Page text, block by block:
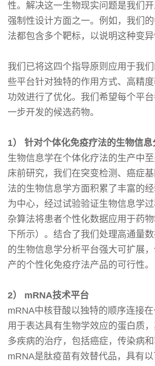
性。解决这一生物现实问题是我们
强制性设计方面之一。例如，我们
法都包含多个靶标，以说明这种变异
我们已将这四个指导原则应用于我
些平台针对独特的作用方式、高精
功效进行了优化。我们希望每个平
一步开发的候选药物。
1） 针对个体化免疫疗法的生物信息
生物信息学在个体化疗法的生产中
床前研究，我们在突变检测、癌症
法的生物信息学方面积累了丰富的
为中心，经过试验验证生物信息学
杂算法将患者个性化数据应用于药
下所示）。结合了我们处理高通量
的生物信息学分析平台强大可扩展
产的个性化免疫疗法产品的可行性。
2） mRNA技术平台
mRNA中核苷酸以独特的顺序连接
用于表达具有生物学效应的蛋白质
多疾病的治疗，包括癌症，传染病和
mRNA是肽疫苗有效替代品，具有